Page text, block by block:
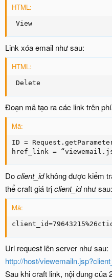
HTML:
View
Link xóa email như sau:
HTML:
Delete
Đoạn mã tạo ra các link trên
Mã:
ID =
href_link =
Doclient_idkhông được kiểm
thể craft giá trịclient_idnhư sau:
Mã:
Url request lên server như sau:
http://host/
Sau khi craft link, nội dung của